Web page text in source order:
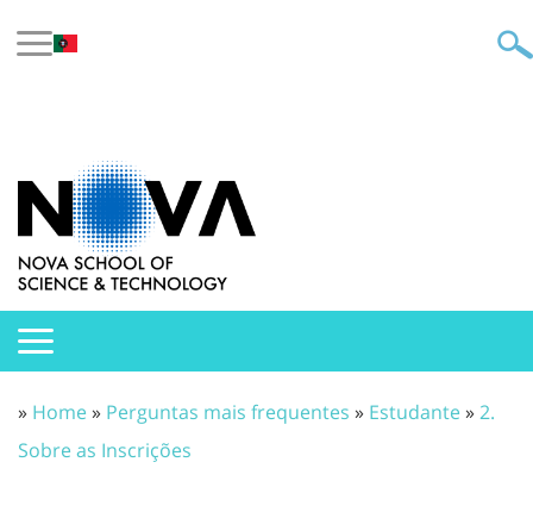
» Home» Perguntas mais frequentes » Estudante»2.
Sobre as Inscrições